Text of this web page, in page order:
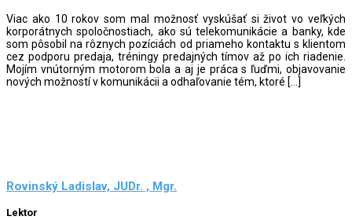
Viac ako 10 rokov som mal možnosť vyskúšať si život vo veľkých
korporátnych spoločnostiach, ako sú telekomunikácie a banky, kde
som pôsobil na rôznych pozíciách od priameho kontaktu s klientom
cez podporu predaja, tréningy predajných tímov až po ich riadenie.
Mojím vnútorným motorom bola a aj je práca s ľuďmi, objavovanie
nových možností v komunikácii a odhaľovanie tém, ktoré […]
Rovinský Ladislav, JUDr. , Mgr.
Lektor